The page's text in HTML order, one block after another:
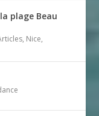
plage Beau
, Nice,